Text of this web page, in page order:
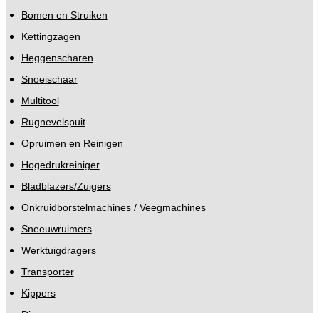
Bomen en Struiken
Kettingzagen
Heggenscharen
Snoeischaar
Multitool
Rugnevelspuit
Opruimen en Reinigen
Hogedrukreiniger
Bladblazers/Zuigers
Onkruidborstelmachines / Veegmachines
Sneeuwruimers
Werktuigdragers
Transporter
Kippers